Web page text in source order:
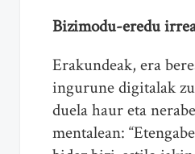
Bizimodu-eredu
Erakundeak, era
ingurune digitalak
duela haur eta
mentalean: